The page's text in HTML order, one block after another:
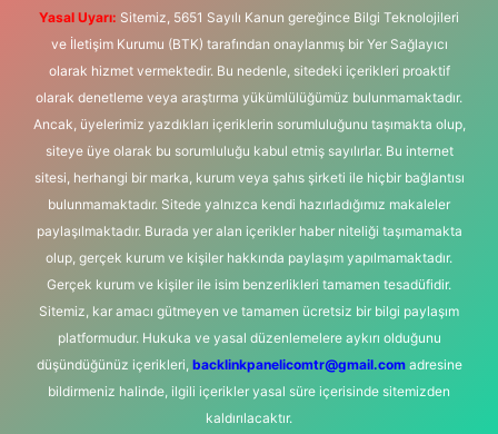
Yasal Uyarı: Sitemiz, 5651 Sayılı Kanun gereğince Bilgi Teknolojileri
ve İletişim Kurumu (BTK) tarafından onaylanmış bir Yer Sağlayıcı
olarak hizmet vermektedir. Bu nedenle, sitedeki içerikleri proaktif
olarak denetleme veya araştırma yükümlülüğümüz bulunmamaktadır.
Ancak, üyelerimiz yazdıkları içeriklerin sorumluluğunu taşımakta olup,
siteye üye olarak bu sorumluluğu kabul etmiş sayılırlar. Bu internet
sitesi, herhangi bir marka, kurum veya şahıs şirketi ile hiçbir bağlantısı
bulunmamaktadır. Sitede yalnızca kendi hazırladığımız makaleler
paylaşılmaktadır. Burada yer alan içerikler haber niteliği taşımamakta
olup, gerçek kurum ve kişiler hakkında paylaşım yapılmamaktadır.
Gerçek kurum ve kişiler ile isim benzerlikleri tamamen tesadüfidir.
Sitemiz, kar amacı gütmeyen ve tamamen ücretsiz bir bilgi paylaşım
platformudur. Hukuka ve yasal düzenlemelere aykırı olduğunu
düşündüğünüz içerikleri, backlinkpanelicomtr@gmail.comadresine
bildirmeniz halinde, ilgili içerikler yasal süre içerisinde sitemizden
kaldırılacaktır.